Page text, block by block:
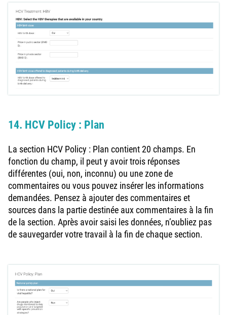
14. HCV Policy : Plan
La section HCV Policy : Plan contient 20 champs. En
fonction du champ, il peut y avoir trois réponses
différentes (oui, non, inconnu) ou une zone de
commentaires ou vous pouvez insérer les informations
demandées. Pensez à ajouter des commentaires et
sources dans la partie destinée aux commentaires à la fin
de la section. Après avoir saisi les données, n’oubliez pas
de sauvegarder votre travail à la fin de chaque section.